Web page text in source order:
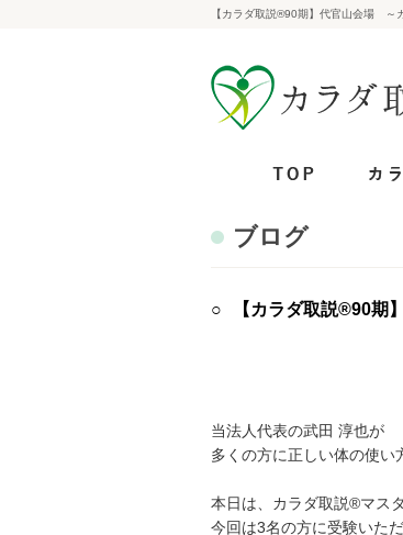
【カラダ取説®90期】代官山会場 ～
ブログ
【カラダ取説®90期
当法人代表の武田 淳也が
多くの方に正しい体の使い
本日は、カラダ取説®マス
今回は3名の方に受験いた